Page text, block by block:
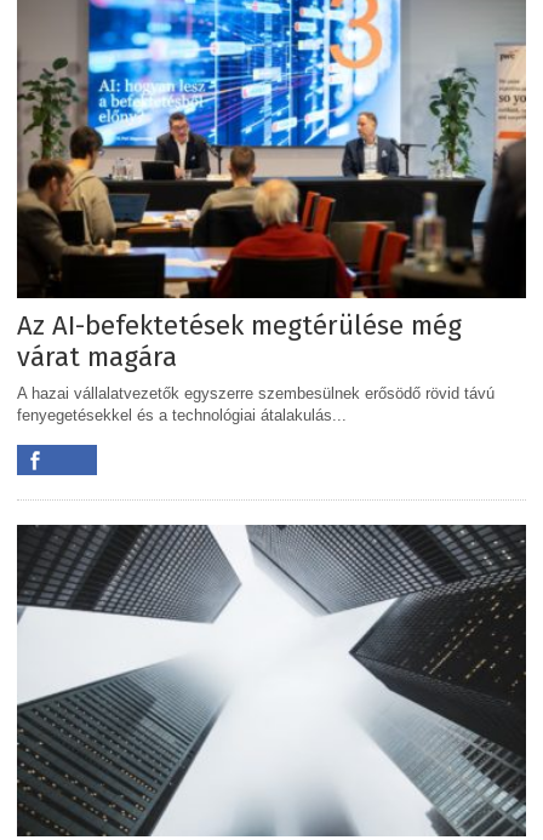
Az AI-befektetések megtérülése még
várat magára
A hazai vállalatvezetők egyszerre szembesülnek erősödő rövid távú
fenyegetésekkel és a technológiai átalakulás...